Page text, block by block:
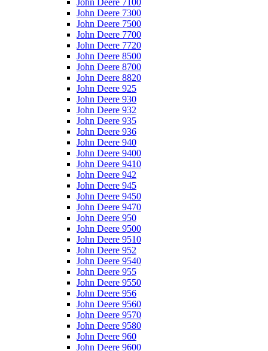
John Deere 7100
John Deere 7300
John Deere 7500
John Deere 7700
John Deere 7720
John Deere 8500
John Deere 8700
John Deere 8820
John Deere 925
John Deere 930
John Deere 932
John Deere 935
John Deere 936
John Deere 940
John Deere 9400
John Deere 9410
John Deere 942
John Deere 945
John Deere 9450
John Deere 9470
John Deere 950
John Deere 9500
John Deere 9510
John Deere 952
John Deere 9540
John Deere 955
John Deere 9550
John Deere 956
John Deere 9560
John Deere 9570
John Deere 9580
John Deere 960
John Deere 9600